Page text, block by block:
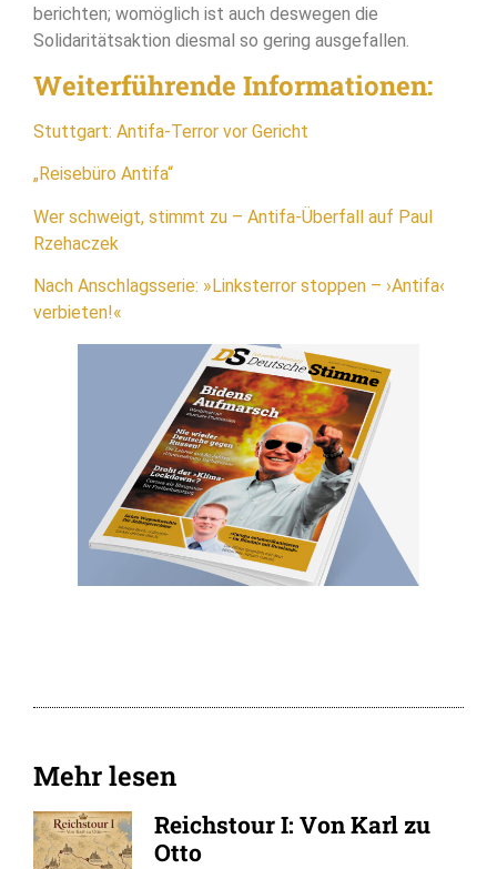
berichten; womöglich ist auch deswegen die
Solidaritätsaktion diesmal so gering ausgefallen.
Weiterführende Informationen:
Stuttgart: Antifa-Terror vor Gericht
„Reisebüro Antifa“
Wer schweigt, stimmt zu – Antifa-Überfall auf Paul
Rzehaczek
Nach Anschlagsserie: »Linksterror stoppen – ›Antifa‹
verbieten!«
Mehr lesen
Reichstour I: Von Karl zu
Otto